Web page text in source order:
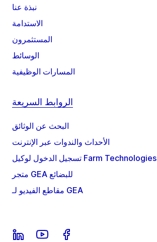
نبذة عنا
الاستدامة
المستثمرون
الوسائط
المسارات الوظيفية
الروابط السريعة
البحث عن الوثائق
الأحداث والندوات عبر الإنترنت
تسجيل الدخول لوكيل Farm Technologies
متجر GEA للبضائع
مقاطع الفيديو لـ GEA